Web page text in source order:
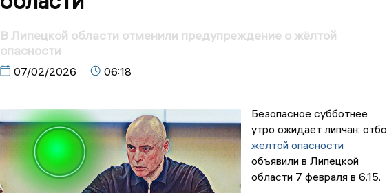
В Липецкой области отменили предупреждение о жёлтой
опасности
07/02/2026 06:18
Безопасное субботнее
утро ожидает липчан:
желтой опасности
объявили в Липецкой
области 7 февраля в 6.15.